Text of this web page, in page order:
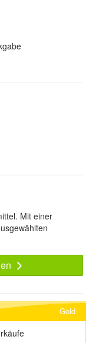
Mit einer
Gold